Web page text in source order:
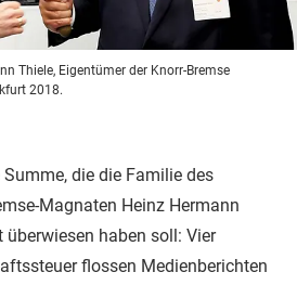
Thiele, Eigentümer der Knorr-Bremse
2018.
die die Familie des
Magnaten Heinz Hermann
haben soll: Vier
flossen Medienberichten